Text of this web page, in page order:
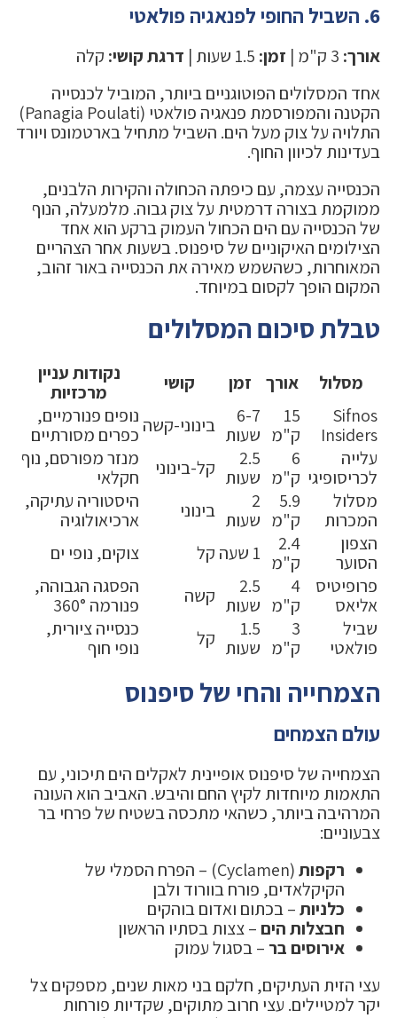
6. השביל החופי לפנאגיה פולאטי
אורך: זמן: דרגת קושי: קלה
אחד המסלולים הפוטוגניים ביותר, המוביל לכנסייה
הקטנה והמפורסמת פנאגיה פולאטי (Panagia Poulati)
התלויה על צוק מעל הים. השביל מתחיל בארטמונס ויורד
בעדינות לכיוון החוף.
הכנסייה עצמה, עם כיפתה הכחולה והקירות הלבנים,
ממוקמת בצורה דרמטית על צוק גבוה. מלמעלה, הנוף
של הכנסייה עם הים הכחול העמוק ברקע הוא אחד
הצילומים האיקוניים של סיפנוס. בשעות אחר הצהריים
המאוחרות, כשהשמש מאירה את הכנסייה באור זהוב,
המקום הופך לקסום במיוחד.
טבלת סיכום המסלולים
מסלול אורך זמן קושי
נקודות עניין
מרכזיות
Sifnos
Insiders
15
ק"מ
6-7
שעות בינוני-קשה נופים פנורמיים,
כפרים מסורתיים
עלייה
לכריסופיגי
6
ק"מ
2.5
שעות קל-בינוני
מנזר מפורסם, נוף
חקלאי
מסלול
המכרות
5.9
ק"מ
2
שעות בינוני
היסטוריה עתיקה,
ארכיאולוגיה
הצפון
הסוער
2.4
ק"מ 1 שעה קל
צוקים, נופי ים
פרופיטיס
אליאס
4
ק"מ
2.5
שעות קשה
הפסגה הגבוהה,
פנורמה 360°
שביל
פולאטי
3
ק"מ
1.5
שעות קל
כנסייה ציורית,
נופי חוף
הצמחייה והחי של סיפנוס
עולם הצמחים
הצמחייה של סיפנוס אופיינית לאקלים הים תיכוני, עם
התאמות מיוחדות לקיץ החם והיבש. האביב הוא העונה
המרהיבה ביותר, כשהאי מתכסה בשטיח של פרחי בר
צבעוניים:
רקפות
(Cyclamen) – הפרח הסמלי של
הקיקלאדים, פורח בוורוד ולבן
כלניות– בכתום ואדום בוהקים
חבצלות הים– צצות בסתיו הראשון
אירוסים בר – בסגול עמוק
עצי הזית העתיקים, חלקם בני מאות שנים, מספקים צל
יקר למטיילים. עצי חרוב מתוקים, שקדיות פורחות